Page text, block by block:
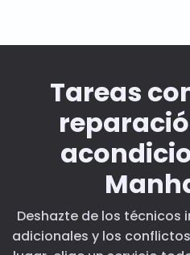
Tareas
Deshazte de los técnicos
adicionales y los